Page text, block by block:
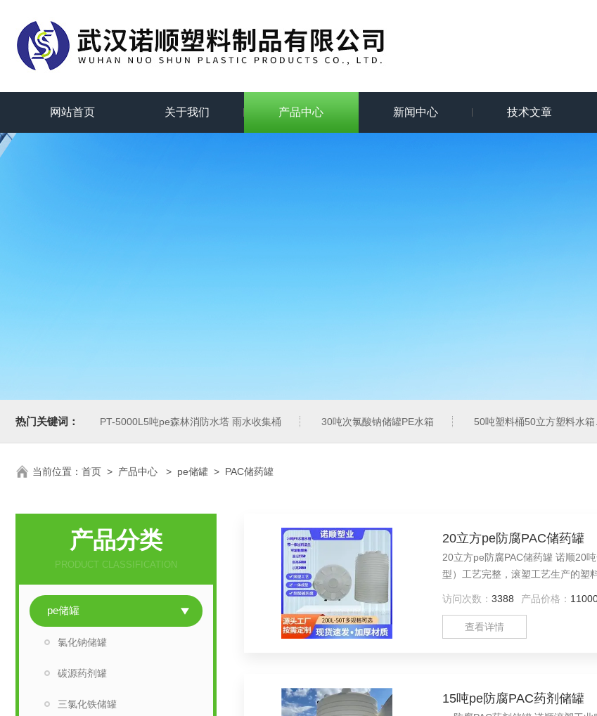
网站首页 关于我们 产品中心 新闻中心 技术文章
热门关键词： PT-5000L5吨pe森林消防水塔 雨水收集桶 30吨次氯酸钠储罐PE水箱 50吨塑料桶50立方塑料水箱pe水箱
当前位置： 首页 > 产品中心 > pe储罐 > PAC储药罐
产品分类
PRODUCT CLASSIFICATION
pe储罐
氯化钠储罐
碳源药剂罐
三氯化铁储罐
20立方pe防腐PAC储药罐
20立方pe防腐PAC储药罐 诺顺20吨化学液体塑胶罐 ，20吨减水剂储罐
型）工艺完整，滚塑工艺生产的塑
访问次数： 3388 产品价格：
查看详情
15吨pe防腐PAC药剂储罐